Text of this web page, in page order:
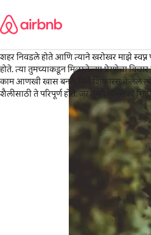
जा
अमेरिका
·मार्च 2026
शहर निवडले होते आणि त्याने खरोखर माझे
होते. त्या तुमच्याकडून मिळालेल्या प्रेरणेचा
काम आणखी खास बनते. तिने शिफारस केलेले
शैलीसाठी ते परिपूर्ण होते. जर तुम्ही मेक्सिको
फेडेरिको हा नक्कीच सर्वोत्तम पर्याय आहे.